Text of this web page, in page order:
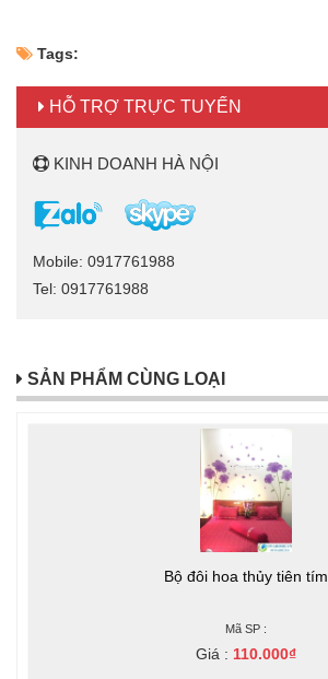
Tags:
HỖ TRỢ TRỰC TUYẾN
KINH DOANH HÀ NỘI
Mobile: 0917761988
Tel: 0917761988
SẢN PHẨM CÙNG LOẠI
Bộ đôi hoa thủy tiên tím
Mã SP :
Giá : 110.000₫